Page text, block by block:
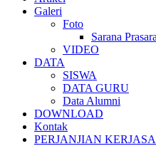
Galeri
Foto
Sarana
VIDEO
DATA
SISWA
DATA GURU
Data Alumni
DOWNLOAD
Kontak
PERJANJIAN